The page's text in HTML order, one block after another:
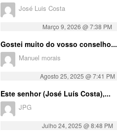
José Luis Costa
Março 9, 2026 @ 7:38 PM
Gostei muito do vosso conselho...
Manuel morais
Agosto 25, 2025 @ 7:41 PM
Este senhor (José Luís Costa),...
JPG
Julho 24, 2025 @ 8:48 PM